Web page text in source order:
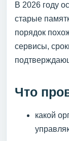
В 2026 году
старые
порядок
сервисы,
Что
какой